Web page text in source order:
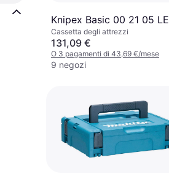
Knipex Basic 00 21 05 LE
Cassetta degli attrezzi
131,09 €
O 3 pagamenti di 43,69 €/mese
9 negozi